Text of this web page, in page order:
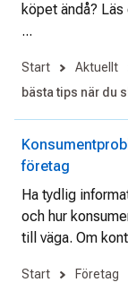
köpet ändå?
...
Start Aktuellt
bästa tips när du
företag
Ha tydlig
och hur
till väga. Om
Start Företag